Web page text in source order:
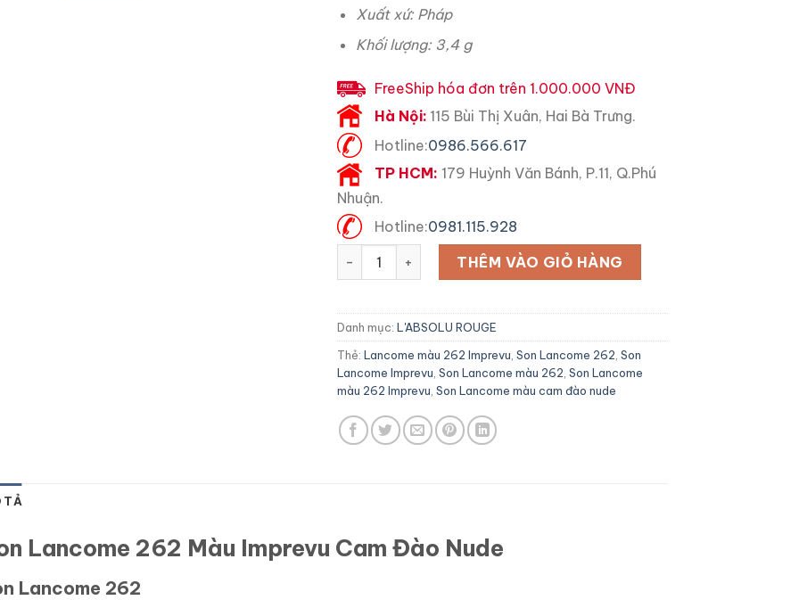
Xuất xứ: Pháp
Khối lượng: 3,4 g
FreeShip hóa đơn trên 1.000.000 VNĐ
Hà Nội: 115 Bùi Thị Xuân, Hai Bà Trưng.
Hotline:0986.566.617
TP HCM: 179 Huỳnh Văn Bánh, P.11, Q.Phú
Nhuận.
Hotline:0981.115.928
Son Lancome 262 Màu Imprevu số lượng
THÊM VÀO GIỎ HÀNG
Danh mục:L'ABSOLU ROUGE
Thẻ:Lancome màu 262 Imprevu ,Son Lancome 262 ,Son
Lancome Imprevu ,Son Lancome màu 262 ,Son Lancome
màu 262 Imprevu ,Son Lancome màu cam đào nude
TẢ
Lancome 262 Màu Imprevu Cam Đào Nude
Lancome 262